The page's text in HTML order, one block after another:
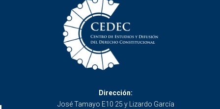
Dirección:
José Tamayo E10 25 y Lizardo García